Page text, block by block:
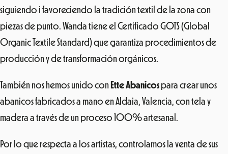
siguiendo i favoreciendo la tradición textil de la zona con
piezas de punto. Wanda tiene el Certificado GOTS (Global
Organic Textile Standard) que garantiza procedimientos de
producción y de transformación orgánicos.
También nos hemos unido con Ette Abanicos para crear unos
abanicos fabricados a mano en Aldaia, Valencia, con tela y
madera a través de un proceso 100% artesanal.
Por lo que respecta a los artistas, controlamos la venta de sus